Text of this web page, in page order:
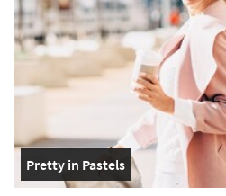
Pretty in Pastels